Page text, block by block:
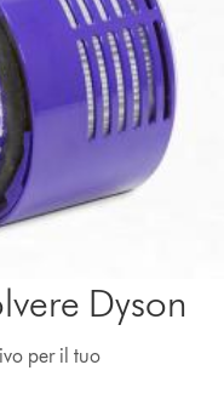
Dyson
per il tuo